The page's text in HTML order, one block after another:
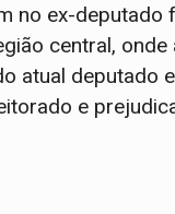
no ex-deputado
central,
atual deputado
e